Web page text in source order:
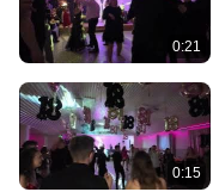
0:21
0:15